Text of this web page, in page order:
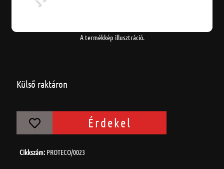
A termékkép illusztráció.
Külső raktáron
Érdekel
Cikkszám: PROTECO/0023